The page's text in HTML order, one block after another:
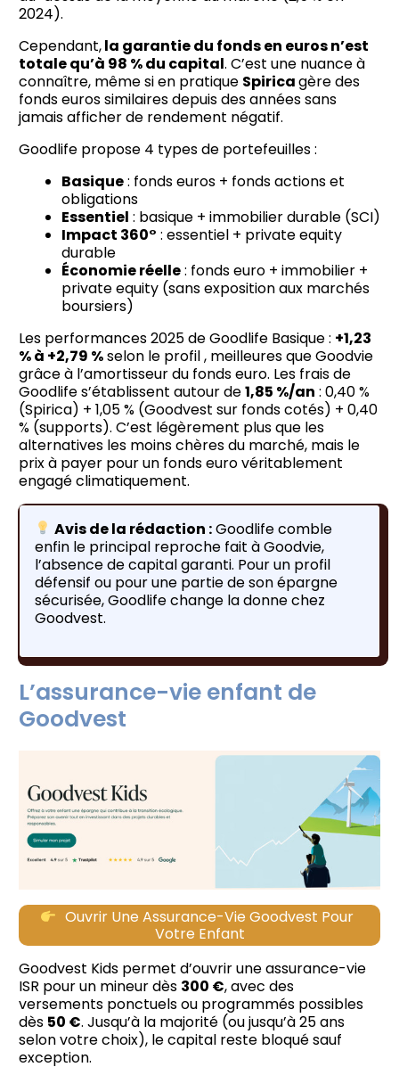
2024).
Cependant,la garantie du fonds en euros n’est
totale qu’à 98 % du capital. C’est une nuance à
connaître, même si en pratique Spiricagère des
fonds euros similaires depuis des années sans
jamais afficher de rendement négatif.
Goodlife propose 4 types de portefeuilles :
Basique: fonds euros + fonds actions et
obligations
Essentiel : basique + immobilier durable (SCI)
Impact 360° : essentiel + private equity
durable
Économie réelle: fonds euro + immobilier +
private equity (sans exposition aux marchés
boursiers)
Les performances 2025 de Goodlife Basique : +1,23
% à +2,79 %selon le profil , meilleures que Goodvie
grâce à l’amortisseur du fonds euro. Les frais de
Goodlife s’établissent autour de1,85 %/an : 0,40 %
(Spirica) + 1,05 % (Goodvest sur fonds cotés) + 0,40
% (supports). C’est légèrement plus que les
alternatives les moins chères du marché, mais le
prix à payer pour un fonds euro véritablement
engagé climatiquement.
Avis de la rédaction :Goodlife comble
enfin le principal reproche fait à Goodvie,
l’absence de capital garanti. Pour un profil
défensif ou pour une partie de son épargne
sécurisée, Goodlife change la donne chez
Goodvest.
L’assurance-vie enfant de
Goodvest
Ouvrir Une Assurance-Vie Goodvest Pour
Votre Enfant
Goodvest Kids permet d’ouvrir une assurance-vie
ISR pour un mineur dès 300 €, avec des
versements ponctuels ou programmés possibles
dès 50 €. Jusqu’à la majorité (ou jusqu’à 25 ans
selon votre choix), le capital reste bloqué sauf
exception.